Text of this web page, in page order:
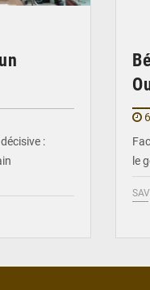
:
le